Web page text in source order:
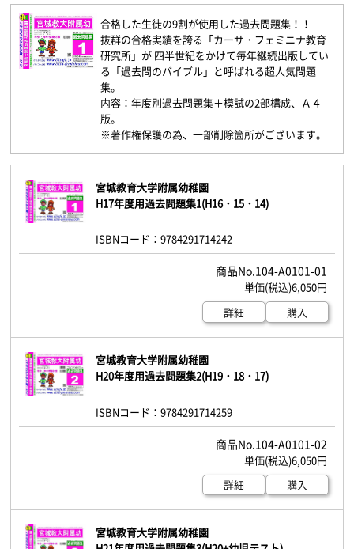
合格した生徒の9割が使用した過去問題集！！
抜群の合格実績を誇る「カーサ・フェミニナ教育
研究所」が 四半世紀をかけて毎年継続出版してい
る「過去問のバイブル」と呼ばれる超人気問題
集。
内容：年度別過去問題集＋模試の2部構成、Ａ４
版。
※著作権保護の為、一部削除箇所がございます。
宮城教育大学附属幼稚園
H17年度用過去問題集1(H16・15・14)
ISBNコード：9784291714242
104-A0101-01
6,050円
詳細
購入
宮城教育大学附属幼稚園
H20年度用過去問題集2(H19・18・17)
ISBNコード：9784291714259
104-A0101-02
6,050円
詳細
購入
宮城教育大学附属幼稚園